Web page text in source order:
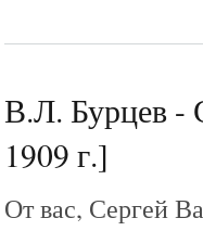
В.Л. Бурцев -
1909 г.]
От вас, Сергей